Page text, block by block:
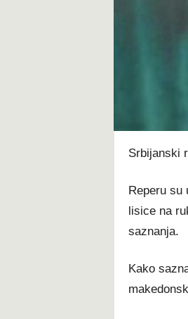
Srbijanski
Reperu su
lisice na
saznanja.
Kako